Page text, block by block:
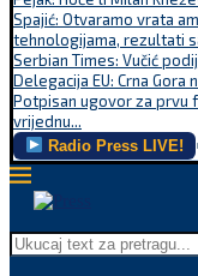
Spajić: Otvaramo vrata
tehnologijama, rezultati
Serbian Times: Vučić
Delegacija EU: Crna
Potpisan ugovor za prvu
vrijednu...
Radio Press LIVE!